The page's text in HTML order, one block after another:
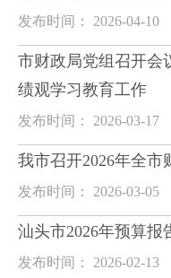
发布时间： 2026-04-10
市财政局党组召开会
绩观学习教育工作
发布时间： 2026-03-17
我市召开2026年全市
发布时间： 2026-03-05
汕头市2026年预算报
发布时间： 2026-02-13